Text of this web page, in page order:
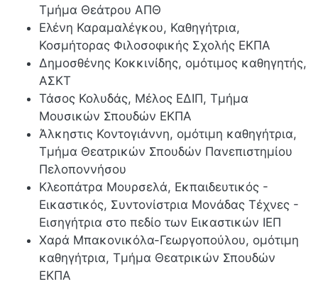
Τμήμα Θεάτρου ΑΠΘ
Ελένη Καραμαλέγκου, Καθηγήτρια,
Κοσμήτορας Φιλοσοφικής Σχολής ΕΚΠΑ
Δημοσθένης Κοκκινίδης, ομότιμος καθηγητής,
ΑΣΚΤ
Τάσος Κολυδάς, Μέλος ΕΔΙΠ, Τμήμα
Μουσικών Σπουδών ΕΚΠΑ
Άλκηστις Κοντογιάννη, ομότιμη καθηγήτρια,
Τμήμα Θεατρικών Σπουδών Πανεπιστημίου
Πελοποννήσου
Κλεοπάτρα Μουρσελά, Εκπαιδευτικός -
Εικαστικός, Συντονίστρια Μονάδας Τέχνες -
Εισηγήτρια στο πεδίο των Εικαστικών ΙΕΠ
Χαρά Μπακονικόλα-Γεωργοπούλου, ομότιμη
καθηγήτρια, Τμήμα Θεατρικών Σπουδών
ΕΚΠΑ